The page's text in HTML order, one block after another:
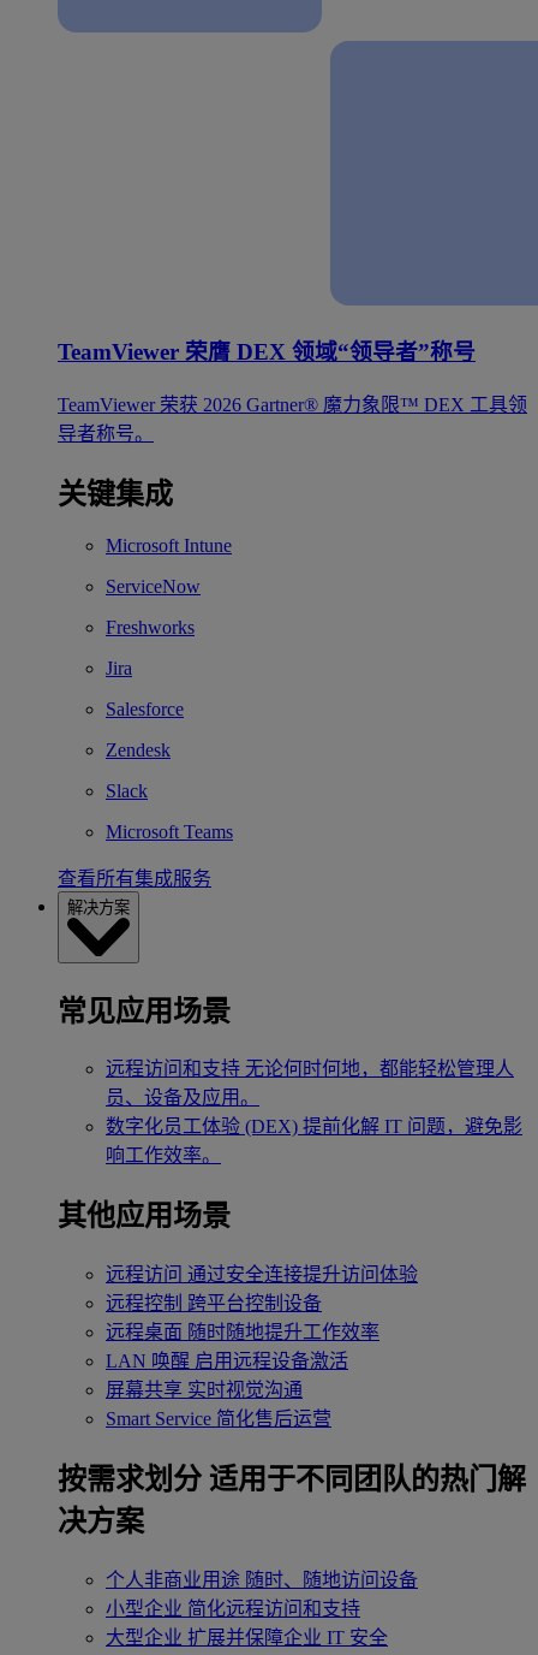
TeamViewer 荣膺 DEX 领域“领导者”称号
TeamViewer 荣获 2026 Gartner® 魔力象限™ DEX 工具领
导者称号。
关键集成
Microsoft Intune
ServiceNow
Freshworks
Jira
Salesforce
Zendesk
Slack
Microsoft Teams
查看所有集成服务
解决方案
常见应用场景
远程访问和支持 无论何时何地，都能轻松管理人
员、设备及应用。
数字化员工体验 (DEX) 提前化解 IT 问题，避免影
响工作效率。
其他应用场景
远程访问 通过安全连接提升访问体验
远程控制 跨平台控制设备
远程桌面 随时随地提升工作效率
LAN 唤醒 启用远程设备激活
屏幕共享 实时视觉沟通
Smart Service 简化售后运营
按需求划分 适用于不同团队的热门解
决方案
个人非商业用途 随时、随地访问设备
小型企业 简化远程访问和支持
大型企业 扩展并保障企业 IT 安全